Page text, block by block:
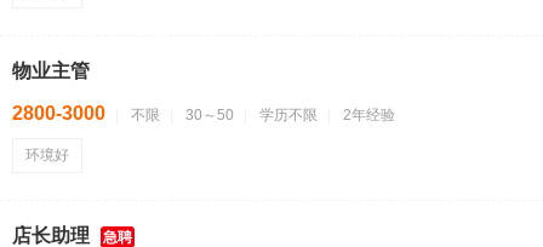
物业主管
2800-3000 不限 30～50 学历不限 2年经验
环境好
店长助理 急聘